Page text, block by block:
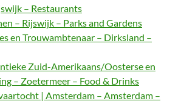
– Restaurants
– Rijswijk – Parks and Gardens
en Trouwambtenaar – Dirksland –
Zuid-Amerikaans/Oosterse en
– Zoetermeer – Food & Drinks
| Amsterdam – Amsterdam –